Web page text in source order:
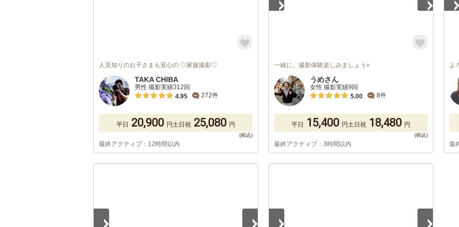
人見知りのお子さまも安心の ♡家族撮影♡
TAKA CHIBA
男性 撮影実績312回
4.95
272件
平日 20,900 円土日祝 25,080 円
最終アクティブ：12時間以内
一緒に、撮影体験楽しみましょう⭐︎
うめさん
女性 撮影実績9回
5.00
8件
平日 15,400 円土日祝 18,480 円
最終アクティブ：3時間以内
よ
最